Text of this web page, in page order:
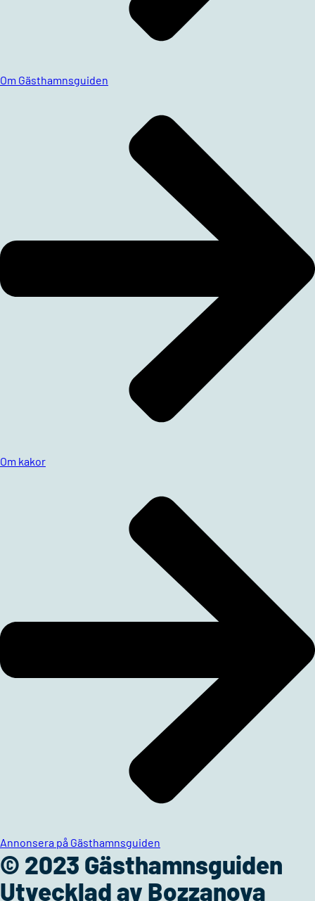
Om Gästhamnsguiden
Om kakor
Annonsera på Gästhamnsguiden
© 2023 Gästhamnsguiden
Utvecklad av Bozzanova